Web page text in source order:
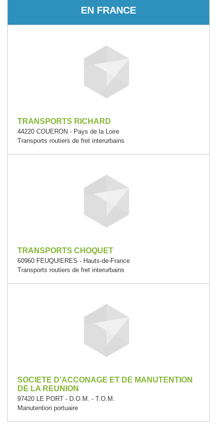
EN FRANCE
TRANSPORTS RICHARD
44220 COUERON - Pays de la Loire
Transports routiers de fret interurbains
TRANSPORTS CHOQUET
60960 FEUQUIERES - Hauts-de-France
Transports routiers de fret interurbains
SOCIETE D'ACCONAGE ET DE MANUTENTION
DE LA REUNION
97420 LE PORT - D.O.M. - T.O.M.
Manutention portuaire